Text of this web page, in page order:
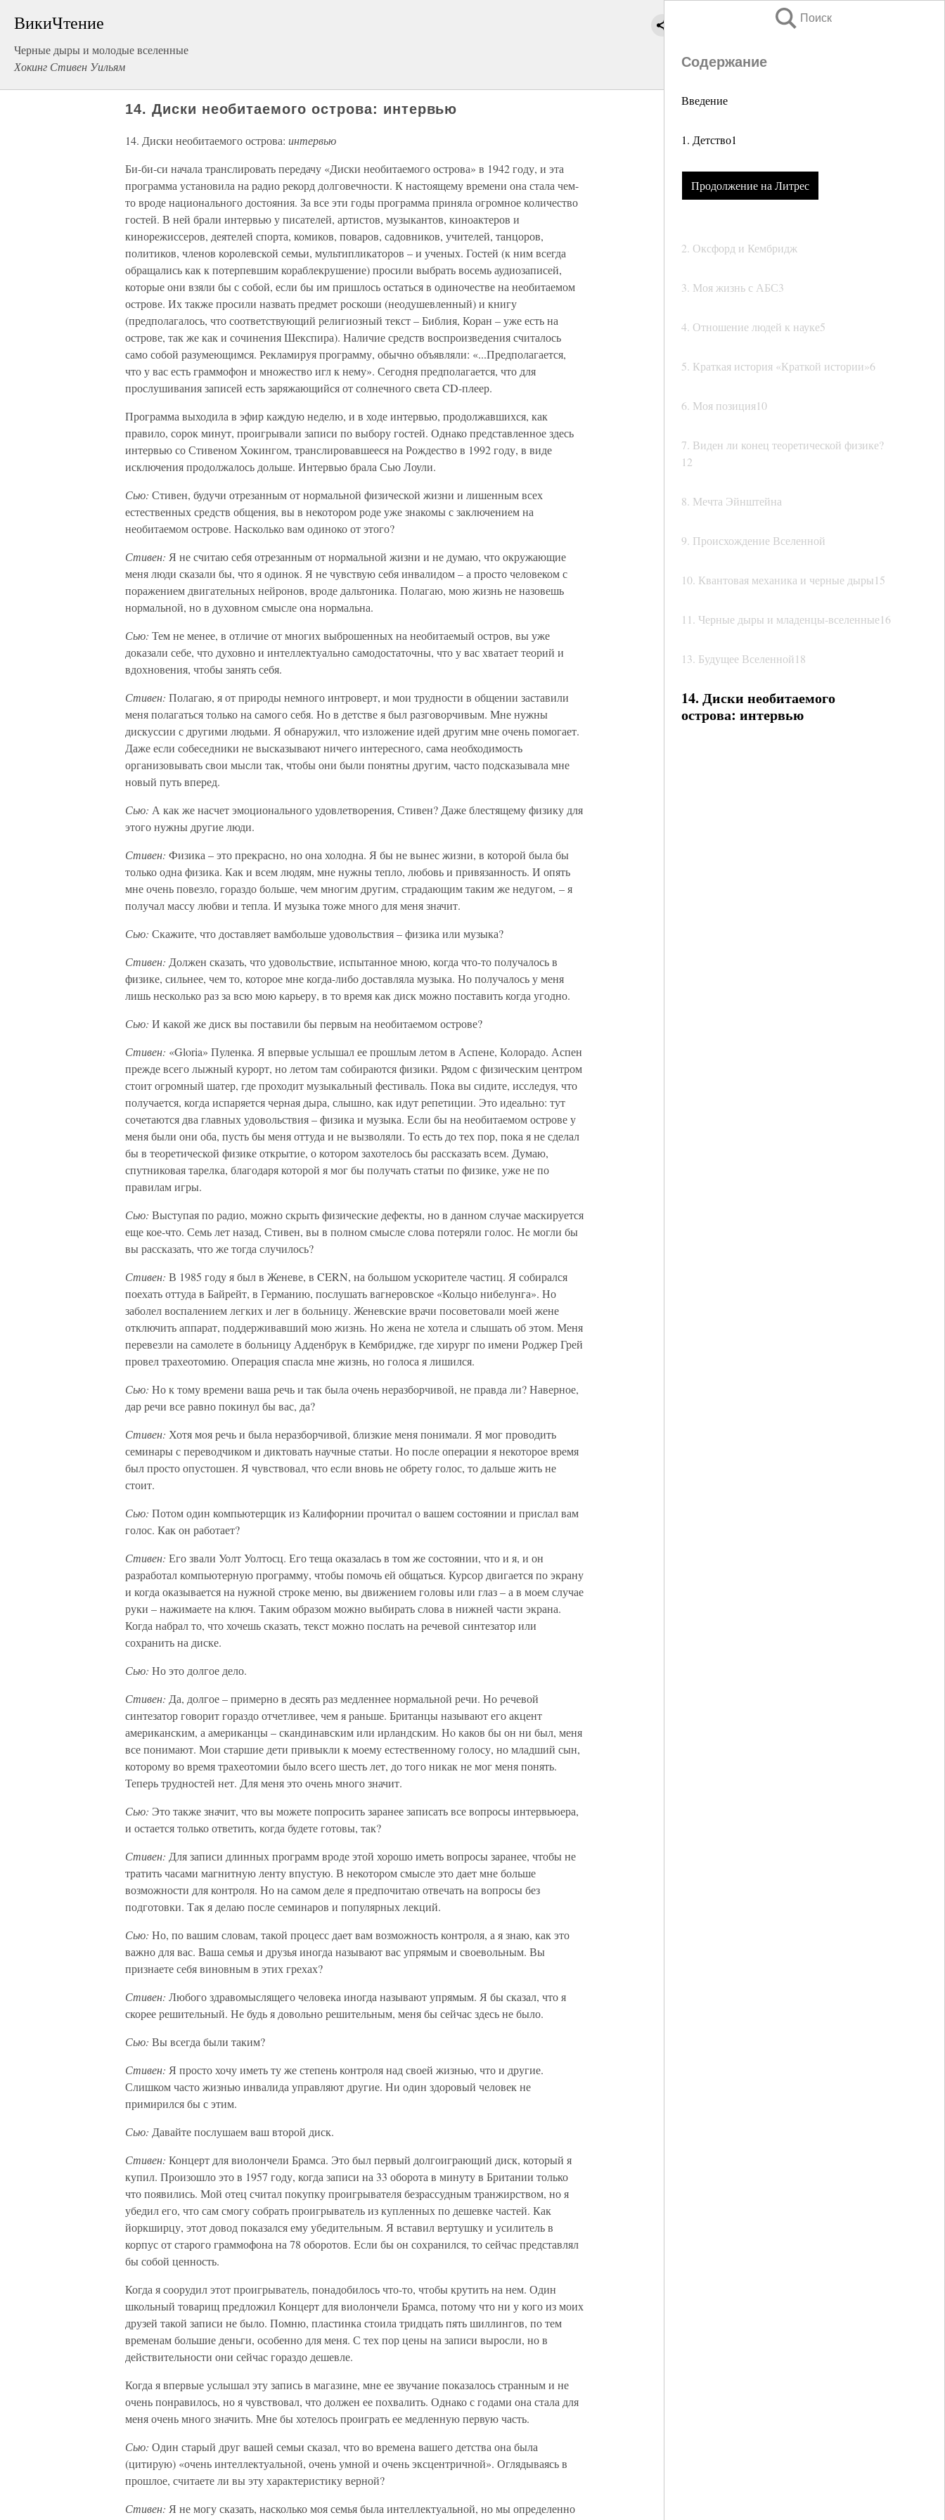
ВикиЧтение
Черные дыры и молодые вселенные
Хокинг Стивен Уильям
Поиск
Содержание
Введение
1. Детство1
Продолжение на Литрес
2. Оксфорд и Кембридж
3. Моя жизнь с АБС3
4. Отношение людей к науке5
5. Краткая история «Краткой истории»6
6. Моя позиция10
7. Виден ли конец теоретической физике?
12
8. Мечта Эйнштейна
9. Происхождение Вселенной
10. Квантовая механика и черные дыры15
11. Черные дыры и младенцы-вселенные16
13. Будущее Вселенной18
14. Диски необитаемого
острова: интервью
14. Диски необитаемого острова: интервью
14. Диски необитаемого острова: интервью
Би-би-си начала транслировать передачу «Диски необитаемого острова» в 1942 году, и эта
программа установила на радио рекорд долговечности. К настоящему времени она стала чем-
то вроде национального достояния. За все эти годы программа приняла огромное количество
гостей. В ней брали интервью у писателей, артистов, музыкантов, киноактеров и
кинорежиссеров, деятелей спорта, комиков, поваров, садовников, учителей, танцоров,
политиков, членов королевской семьи, мультипликаторов – и ученых. Гостей (к ним всегда
обращались как к потерпевшим кораблекрушение) просили выбрать восемь аудиозаписей,
которые они взяли бы с собой, если бы им пришлось остаться в одиночестве на необитаемом
острове. Их также просили назвать предмет роскоши (неодушевленный) и книгу
(предполагалось, что соответствующий религиозный текст – Библия, Коран – уже есть на
острове, так же как и сочинения Шекспира). Наличие средств воспроизведения считалось
само собой разумеющимся. Рекламируя программу, обычно объявляли: «...Предполагается,
что у вас есть граммофон и множество игл к нему». Сегодня предполагается, что для
прослушивания записей есть заряжающийся от солнечного света CD-плеер.
Программа выходила в эфир каждую неделю, и в ходе интервью, продолжавшихся, как
правило, сорок минут, проигрывали записи по выбору гостей. Однако представленное здесь
интервью со Стивеном Хокингом, транслировавшееся на Рождество в 1992 году, в виде
исключения продолжалось дольше. Интервью брала Сью Лоули.
Сью: Стивен, будучи отрезанным от нормальной физической жизни и лишенным всех
естественных средств общения, вы в некотором роде уже знакомы с заключением на
необитаемом острове. Насколько вам одиноко от этого?
Стивен: Я не считаю себя отрезанным от нормальной жизни и не думаю, что окружающие
меня люди сказали бы, что я одинок. Я не чувствую себя инвалидом – а просто человеком с
поражением двигательных нейронов, вроде дальтоника. Полагаю, мою жизнь не назовешь
нормальной, но в духовном смысле она нормальна.
Сью: Тем не менее, в отличие от многих выброшенных на необитаемый остров, вы уже
доказали себе, что духовно и интеллектуально самодостаточны, что у вас хватает теорий и
вдохновения, чтобы занять себя.
Стивен: Полагаю, я от природы немного интроверт, и мои трудности в общении заставили
меня полагаться только на самого себя. Но в детстве я был разговорчивым. Мне нужны
дискуссии с другими людьми. Я обнаружил, что изложение идей другим мне очень помогает.
Даже если собеседники не высказывают ничего интересного, сама необходимость
организовывать свои мысли так, чтобы они были понятны другим, часто подсказывала мне
новый путь вперед.
Сью: А как же насчет эмоционального удовлетворения, Стивен? Даже блестящему физику для
этого нужны другие люди.
Стивен: Физика – это прекрасно, но она холодна. Я бы не вынес жизни, в которой была бы
только одна физика. Как и всем людям, мне нужны тепло, любовь и привязанность. И опять
мне очень повезло, гораздо больше, чем многим другим, страдающим таким же недугом, – я
получал массу любви и тепла. И музыка тоже много для меня значит.
Сью: Скажите, что доставляет вамбольше удовольствия – физика или музыка?
Стивен: Должен сказать, что удовольствие, испытанное мною, когда что-то получалось в
физике, сильнее, чем то, которое мне когда-либо доставляла музыка. Но получалось у меня
лишь несколько раз за всю мою карьеру, в то время как диск можно поставить когда угодно.
Сью: И какой же диск вы поставили бы первым на необитаемом острове?
Стивен: «Gloria» Пуленка. Я впервые услышал ее прошлым летом в Аспене, Колорадо. Аспен
прежде всего лыжный курорт, но летом там собираются физики. Рядом с физическим центром
стоит огромный шатер, где проходит музыкальный фестиваль. Пока вы сидите, исследуя, что
получается, когда испаряется черная дыра, слышно, как идут репетиции. Это идеально: тут
сочетаются два главных удовольствия – физика и музыка. Если бы на необитаемом острове у
меня были они оба, пусть бы меня оттуда и не вызволяли. То есть до тех пор, пока я не сделал
бы в теоретической физике открытие, о котором захотелось бы рассказать всем. Думаю,
спутниковая тарелка, благодаря которой я мог бы получать статьи по физике, уже не по
правилам игры.
Сью: Выступая по радио, можно скрыть физические дефекты, но в данном случае маскируется
еще кое-что. Семь лет назад, Стивен, вы в полном смысле слова потеряли голос. Нe могли бы
вы рассказать, что же тогда случилось?
Стивен: В 1985 году я был в Женеве, в CERN, на большом ускорителе частиц. Я собирался
поехать оттуда в Байрейт, в Германию, послушать вагнеровское «Кольцо нибелунга». Но
заболел воспалением легких и лег в больницу. Женевские врачи посоветовали моей жене
отключить аппарат, поддерживавший мою жизнь. Но жена не хотела и слышать об этом. Меня
перевезли на самолете в больницу Адденбрук в Кембридже, где хирург по имени Роджер Грей
провел трахеотомию. Операция спасла мне жизнь, но голоса я лишился.
Сью: Но к тому времени ваша речь и так была очень неразборчивой, не правда ли? Наверное,
дар речи все равно покинул бы вас, да?
Стивен: Хотя моя речь и была неразборчивой, близкие меня понимали. Я мог проводить
семинары с переводчиком и диктовать научные статьи. Но после операции я некоторое время
был просто опустошен. Я чувствовал, что если вновь не обрету голос, то дальше жить не
стоит.
Сью: Потом один компьютерщик из Калифорнии прочитал о вашем состоянии и прислал вам
голос. Как он работает?
Стивен: Его звали Уолт Уолтосц. Его теща оказалась в том же состоянии, что и я, и он
разработал компьютерную программу, чтобы помочь ей общаться. Курсор двигается по экрану
и когда оказывается на нужной строке меню, вы движением головы или глаз – а в моем случае
руки – нажимаете на ключ. Таким образом можно выбирать слова в нижней части экрана.
Когда набрал то, что хочешь сказать, текст можно послать на речевой синтезатор или
сохранить на диске.
Сью: Но это долгое дело.
Стивен: Да, долгое – примерно в десять раз медленнее нормальной речи. Но речевой
синтезатор говорит гораздо отчетливее, чем я раньше. Британцы называют его акцент
американским, а американцы – скандинавским или ирландским. Нo каков бы он ни был, меня
все понимают. Мои старшие дети привыкли к моему естественному голосу, но младший сын,
которому во время трахеотомии было всего шесть лет, до того никак не мог меня понять.
Теперь трудностей нет. Для меня это очень много значит.
Сью: Это также значит, что вы можете попросить заранее записать все вопросы интервьюера,
и остается только ответить, когда будете готовы, так?
Стивен: Для записи длинных программ вроде этой хорошо иметь вопросы заранее, чтобы не
тратить часами магнитную ленту впустую. В некотором смысле это дает мне больше
возможности для контроля. Но на самом деле я предпочитаю отвечать на вопросы без
подготовки. Так я делаю после семинаров и популярных лекций.
Сью: Но, по вашим словам, такой процесс дает вам возможность контроля, а я знаю, как это
важно для вас. Ваша семья и друзья иногда называют вас упрямым и своевольным. Вы
признаете себя виновным в этих грехах?
Стивен: Любого здравомыслящего человека иногда называют упрямым. Я бы сказал, что я
скорее решительный. Не будь я довольно решительным, меня бы сейчас здесь не было.
Сью: Вы всегда были таким?
Стивен: Я просто хочу иметь ту же степень контроля над своей жизнью, что и другие.
Слишком часто жизнью инвалида управляют другие. Ни один здоровый человек не
примирился бы с этим.
Сью: Давайте послушаем ваш второй диск.
Стивен: Концерт для виолончели Брамса. Это был первый долгоиграющий диск, который я
купил. Произошло это в 1957 году, когда записи на 33 оборота в минуту в Британии только
что появились. Мой отец считал покупку проигрывателя безрассудным транжирством, но я
убедил его, что сам смогу собрать проигрыватель из купленных по дешевке частей. Как
йоркширцу, этот довод показался ему убедительным. Я вставил вертушку и усилитель в
корпус от старого граммофона на 78 оборотов. Если бы он сохранился, то сейчас представлял
бы собой ценность.
Когда я соорудил этот проигрыватель, понадобилось что-то, чтобы крутить на нем. Один
школьный товарищ предложил Концерт для виолончели Брамса, потому что ни у кого из моих
друзей такой записи не было. Помню, пластинка стоила тридцать пять шиллингов, по тем
временам большие деньги, особенно для меня. С тех пор цены на записи выросли, но в
действительности они сейчас гораздо дешевле.
Когда я впервые услышал эту запись в магазине, мне ее звучание показалось странным и не
очень понравилось, но я чувствовал, что должен ее похвалить. Однако с годами она стала для
меня очень много значить. Мне бы хотелось проиграть ее медленную первую часть.
Сью: Один старый друг вашей семьи сказал, что во времена вашего детства она была
(цитирую) «очень интеллектуальной, очень умной и очень эксцентричной». Оглядываясь в
прошлое, считаете ли вы эту характеристику верной?
Стивен: Я не могу сказать, насколько моя семья была интеллектуальной, но мы определенно